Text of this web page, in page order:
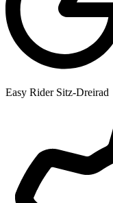
Easy Rider Sitz-Dreirad